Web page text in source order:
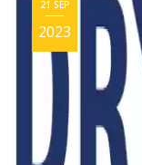
21 SEP
2023